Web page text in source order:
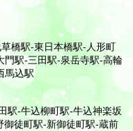
橋駅-東日本橋駅-人形町
門駅-三田駅-泉岳寺駅-高輪
馬込駅
駅-牛込柳町駅-牛込神楽坂
徒町駅-新御徒町駅-蔵前